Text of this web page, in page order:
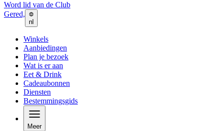
Word lid van de Club
Gered,
nl
Winkels
Aanbiedingen
Plan je bezoek
Wat is er aan
Eet & Drink
Cadeaubonnen
Diensten
Bestemmingsgids
Meer